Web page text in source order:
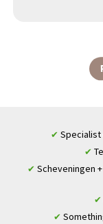
✔
✔
✔ Scheveningen
✔
✔